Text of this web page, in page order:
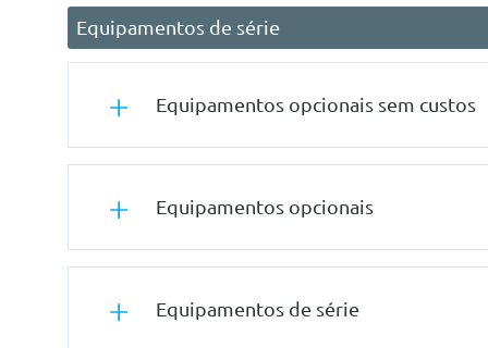
Equipamentos de série
Equipamentos opcionais sem custos
Frisos Interiores M Em Aluminio Hexacube Pale
Pack Desportivo M Exterior
Conforto/Interior e Exterior
Equipamentos opcionais
Vidros Com Protecção Solar
Equipamentos de série